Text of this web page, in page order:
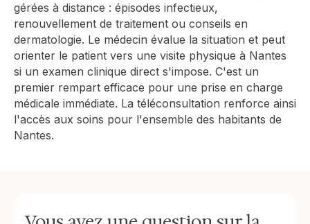
gérées à distance : épisodes infectieux,
renouvellement de traitement ou conseils en
dermatologie. Le médecin évalue la situation et peut
orienter le patient vers une visite physique à Nantes
si un examen clinique direct s'impose. C'est un
premier rempart efficace pour une prise en charge
médicale immédiate. La téléconsultation renforce ainsi
l'accès aux soins pour l'ensemble des habitants de
Nantes.